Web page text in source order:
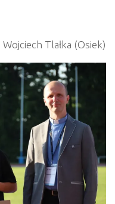
Wojciech Tlałka (Osiek)